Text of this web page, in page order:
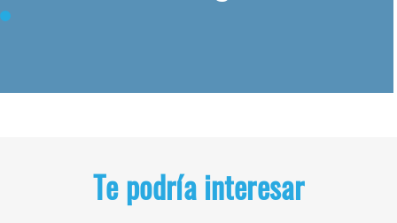
Te podría interesar